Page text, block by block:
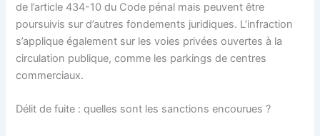
de l’article 434-10 du Code pénal mais peuvent être
poursuivis sur d’autres fondements juridiques. L’infraction
s’applique également sur les voies privées ouvertes à la
circulation publique, comme les parkings de centres
commerciaux.
Délit de fuite : quelles sont les sanctions encourues ?